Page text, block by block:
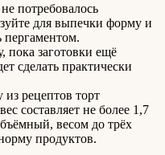
потребовалось
для выпечки форму и
пергаментом.
пока заготовки ещё
сделать практически
рецептов торт
составляет не более 1,7
весом до трёх
продуктов.